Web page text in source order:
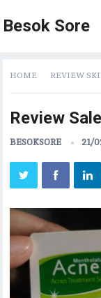
Besok Sore
HOME REVIEW
Review
BESOKSORE 21/